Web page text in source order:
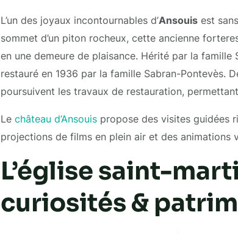
L’un des joyaux incontournables d’Ansouisest
sommet d’un piton rocheux, cette ancienne
en une demeure de plaisance. Hérité par la famille
restauré en 1936 par la famille Sabran-Pontevès.
poursuivent les travaux de restauration,
Le château d’Ansouispropose des visites guidées
projections de films en plein air et des animations
L’église saint-
curiosités &